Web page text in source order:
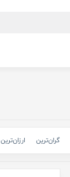
گران‌ترین ارزان‌ترین